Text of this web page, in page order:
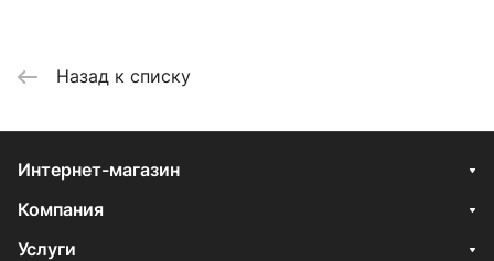
Назад к списку
Интернет-магазин
Компания
Услуги